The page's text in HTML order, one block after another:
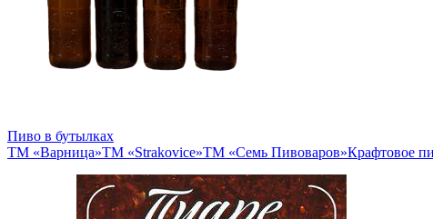
Пиво в бутылках
ТМ «Варница»ТМ «Strakovice»ТМ «Семь Пивоваров»Крафтовое